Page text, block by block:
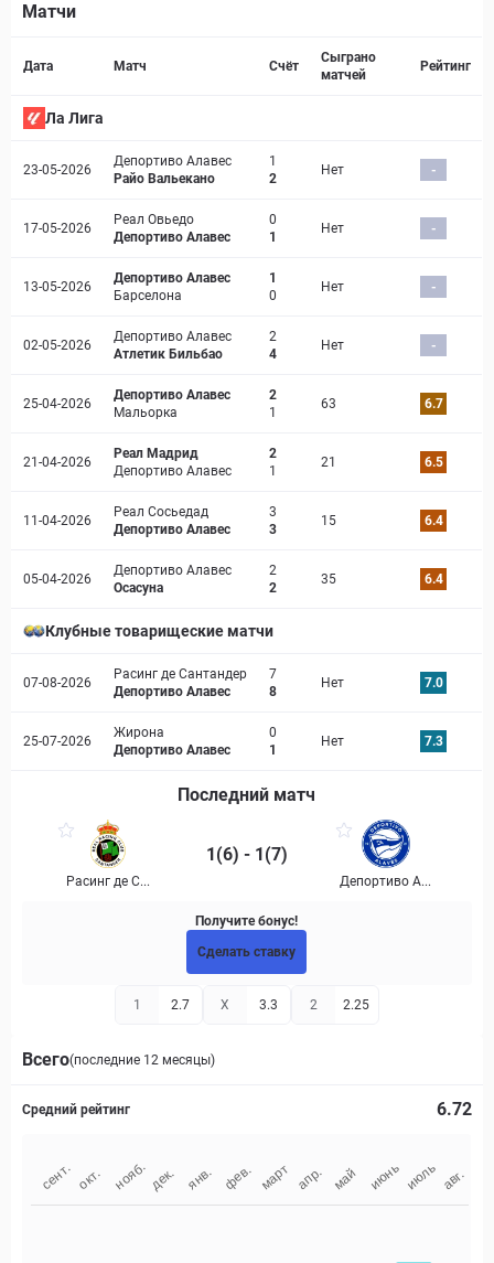
Матчи
Дата Матч Счёт
Сыграно
матчей
Рейтинг
Ла Лига
23-05-2026
Депортиво Алавес
Райо Вальекано
1
2
Нет -
17-05-2026
Реал Овьедо
Депортиво Алавес
0
1
Нет -
13-05-2026
Депортиво Алавес
Барселона
1
0
Нет -
02-05-2026
Депортиво Алавес
Атлетик Бильбао
2
4
Нет -
25-04-2026
Депортиво Алавес
Мальорка
2
1
63 6.7
21-04-2026
Реал Мадрид
Депортиво Алавес
2
1
21 6.5
11-04-2026
Реал Сосьедад
Депортиво Алавес
3
3
15 6.4
05-04-2026
Депортиво Алавес
Осасуна
2
2
35 6.4
Клубные товарищеские матчи
07-08-2026
Расинг де Сантандер
Депортиво Алавес
7
8
Нет 7.0
25-07-2026
Жирона
Депортиво Алавес
0
1
Нет 7.3
Последний матч
Расинг де С...
1(6) - 1(7)
Депортиво А...
Получите бонус!
Сделать ставку
1 2.7 X 3.3 2 2.25
Всего(последние 12 месяцы)
Средний рейтинг 6.72